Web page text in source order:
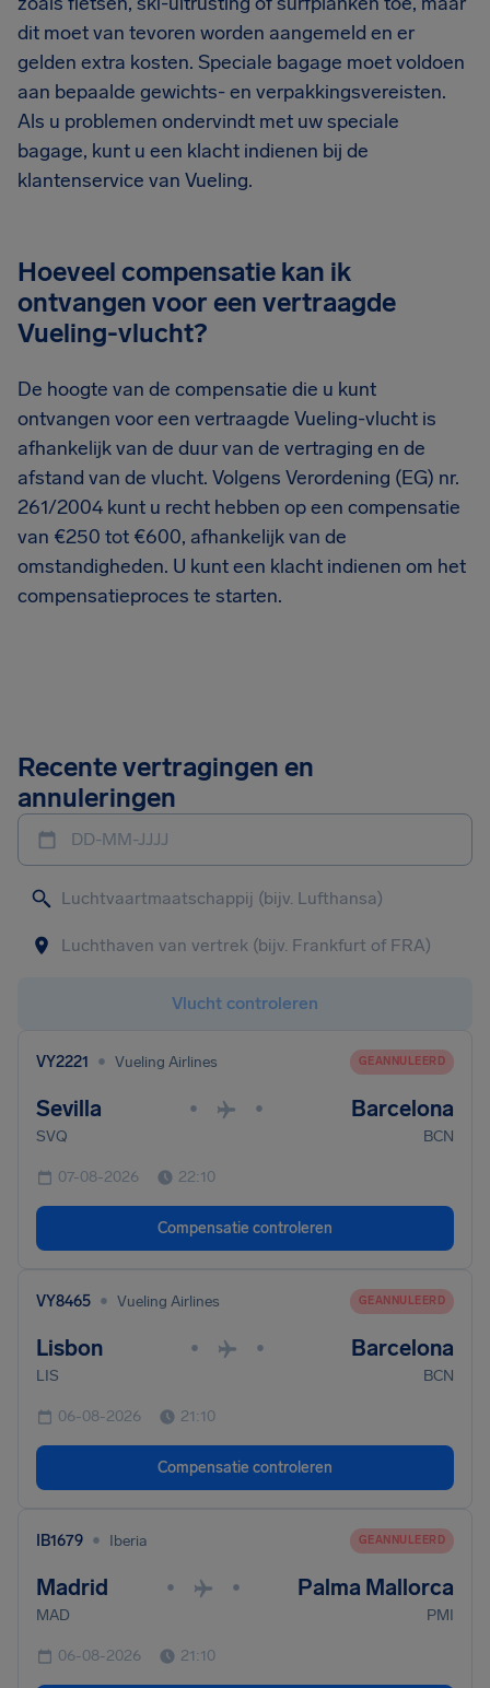
dit moet van tevoren worden aangemeld en er
gelden extra kosten. Speciale bagage moet voldoen
aan bepaalde gewichts- en verpakkingsvereisten.
Als u problemen ondervindt met uw speciale
bagage, kunt u een klacht indienen bij de
klantenservice van Vueling.
Hoeveel compensatie kan ik
ontvangen voor een vertraagde
Vueling-vlucht?
De hoogte van de compensatie die u kunt
ontvangen voor een vertraagde Vueling-vlucht is
afhankelijk van de duur van de vertraging en de
afstand van de vlucht. Volgens Verordening (EG) nr.
261/2004 kunt u recht hebben op een compensatie
van €250 tot €600, afhankelijk van de
omstandigheden. U kunt een klacht indienen om het
compensatieproces te starten.
Recente vertragingen en
annuleringen
DD-MM-JJJJ
Vlucht controleren
VY2221 • Vueling Airlines GEANNULEERD
Sevilla • • Barcelona
SVQ BCN
07-08-2026 22:10
Compensatie controleren
VY8465 • Vueling Airlines GEANNULEERD
Lisbon • • Barcelona
LIS BCN
06-08-2026 21:10
Compensatie controleren
IB1679 • Iberia GEANNULEERD
Madrid • • Palma Mallorca
MAD PMI
06-08-2026 21:10